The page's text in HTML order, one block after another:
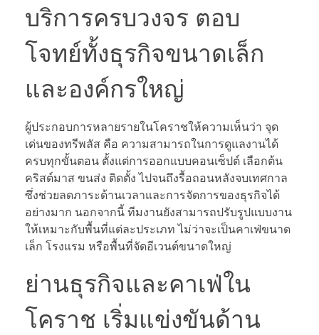
บริการครบวงจร ตอบ
โจทย์ทั้งธุรกิจขนาดเล็ก
และองค์กรใหญ่
ผู้ประกอบการหลายรายในโคราชให้ความเห็นว่า จุด
เด่นของทรีพลัส คือ ความสามารถในการดูแลงานได้
ครบทุกขั้นตอน ตั้งแต่การออกแบบคอนเซ็ปต์ เลือกต้น
คริสต์มาส ขนส่ง ติดตั้ง ไปจนถึงรื้อถอนหลังจบเทศกาล
ซึ่งช่วยลดภาระด้านเวลาและการจัดการของธุรกิจได้
อย่างมาก นอกจากนี้ ทีมงานยังสามารถปรับรูปแบบงาน
ให้เหมาะกับพื้นที่แต่ละประเภท ไม่ว่าจะเป็นคาเฟ่ขนาด
เล็ก โรงแรม หรือพื้นที่จัดอีเวนต์ขนาดใหญ่
ย่านธุรกิจและคาเฟ่ใน
โคราช เริ่มแข่งขันด้าน